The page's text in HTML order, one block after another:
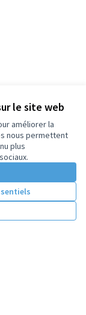
le site web
améliorer la
nous permettent
plus